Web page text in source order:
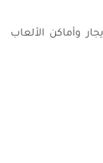
وأماكن الألعاب